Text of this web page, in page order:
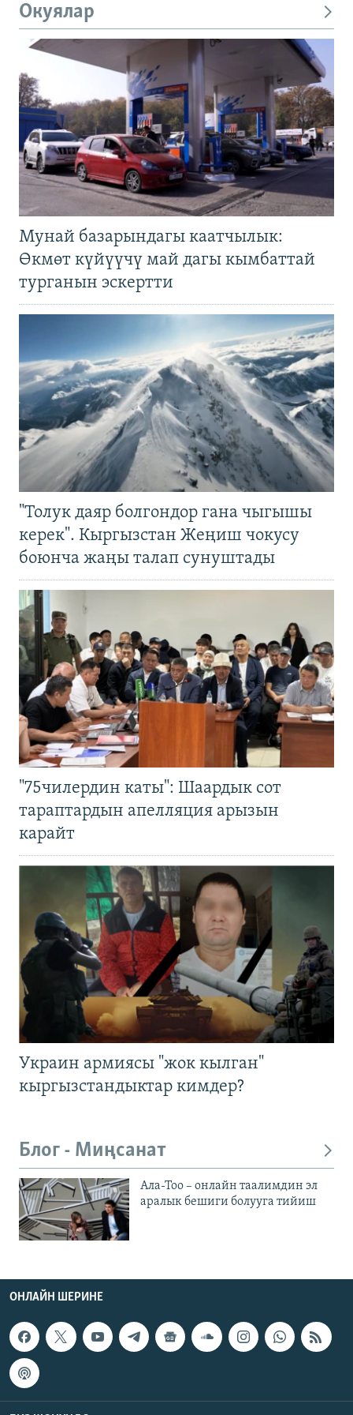
Окуялар
Мунай базарындагы каатчылык:
Өкмөт күйүүчү май дагы кымбаттай
турганын эскертти
"Толук даяр болгондор гана чыгышы
керек". Кыргызстан Жеңиш чокусу
боюнча жаңы талап сунуштады
"75чилердин каты": Шаардык сот
тараптардын апелляция арызын
карайт
Украин армиясы "жок кылган"
кыргызстандыктар кимдер?
Блог - Миңсанат
Ала-Тоо – онлайн таалимдин эл
аралык бешиги болууга тийиш
ОНЛАЙН ШЕРИНЕ